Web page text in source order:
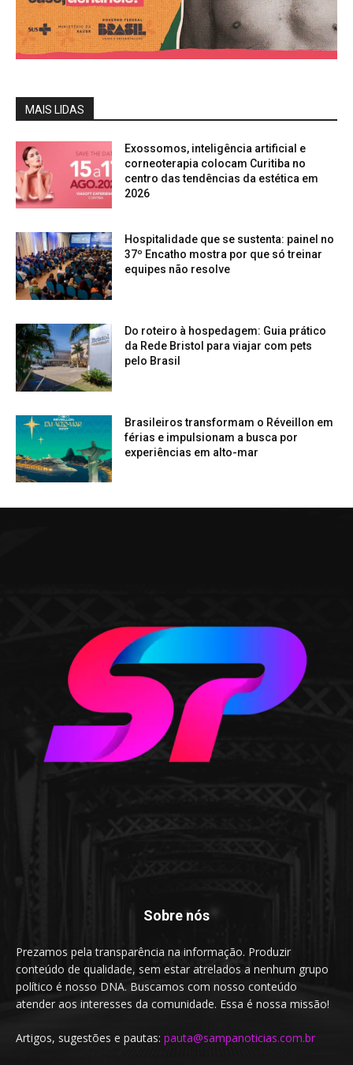
MAIS LIDAS
Exossomos, inteligência artificial e
corneoterapia colocam Curitiba no
centro das tendências da estética em
2026
Hospitalidade que se sustenta: painel no
37º Encatho mostra por que só treinar
equipes não resolve
Do roteiro à hospedagem: Guia prático
da Rede Bristol para viajar com pets
pelo Brasil
Brasileiros transformam o Réveillon em
férias e impulsionam a busca por
experiências em alto-mar
Sobre nós
Prezamos pela transparência na informação. Produzir
conteúdo de qualidade, sem estar atrelados a nenhum grupo
político é nosso DNA. Buscamos com nosso conteúdo
atender aos interesses da comunidade. Essa é nossa missão!
Artigos, sugestões e pautas: pauta@sampanoticias.com.br